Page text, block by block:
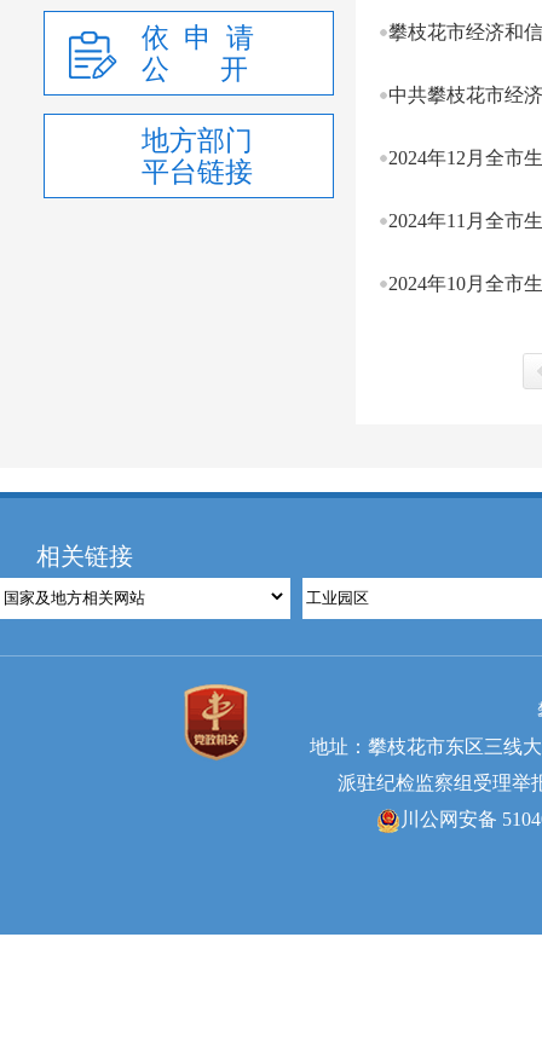
依 申 请
公 开
地方部门
平台链接
攀枝花市经济和
中共攀枝花市经
2024年12月全市
2024年11月全市
2024年10月全市
相关链接
地址：攀枝花市东区三线
派驻纪检监察组受理举
川公网安备